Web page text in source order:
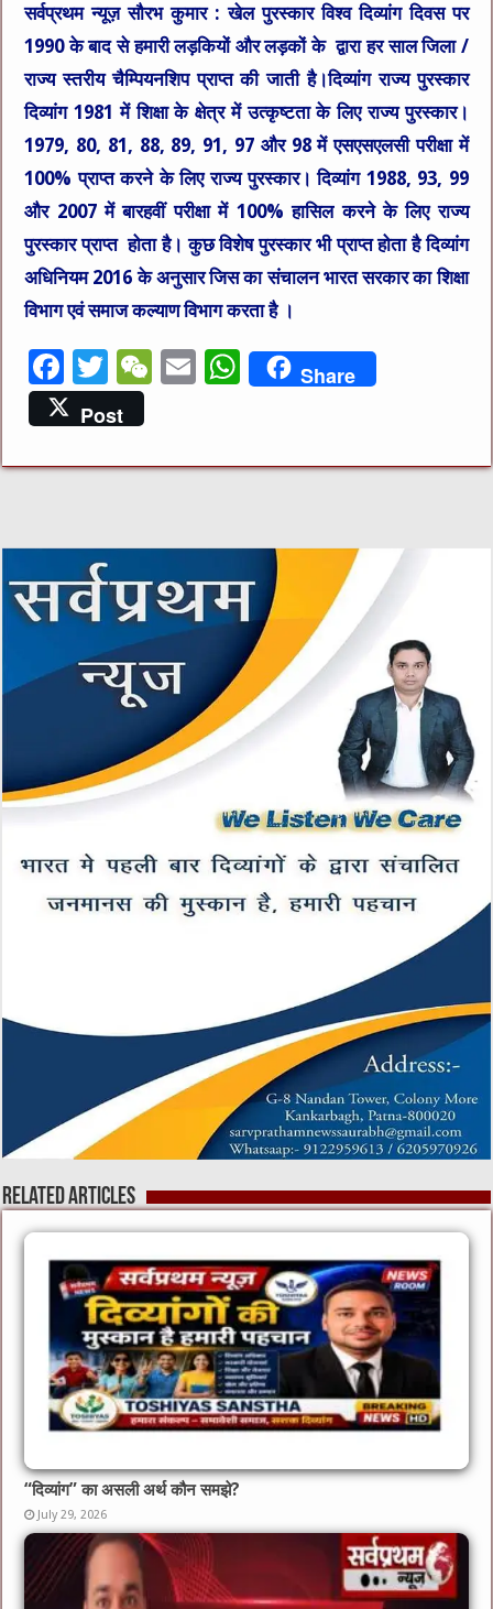
सर्वप्रथम न्यूज़ सौरभ कुमार :खेल पुरस्कार विश्व दिव्यांग दिवस पर
1990 के बाद से हमारी लड़कियों और लड़कों के द्वारा हर साल जिला /
राज्य स्तरीय चैम्पियनशिप प्राप्त की जाती है।दिव्यांग राज्य पुरस्कार
दिव्यांग 1981 में शिक्षा के क्षेत्र में उत्कृष्टता के लिए राज्य पुरस्कार।
1979, 80, 81, 88, 89, 91, 97 और 98 में एसएसएलसी परीक्षा में
100% प्राप्त करने के लिए राज्य पुरस्कार। दिव्यांग 1988, 93, 99
और 2007 में बारहवीं परीक्षा में 100% हासिल करने के लिए राज्य
पुरस्कार प्राप्त होता है। कुछ विशेष पुरस्कार भी प्राप्त होता है दिव्यांग
अधिनियम 2016 के अनुसार जिस का संचालन भारत सरकार का शिक्षा
विभाग एवं समाज कल्याण विभाग करता है ।
F
a
c
e
o
o
k
T
w
it
te
W
h
E
l
W
s
p
p
Share
Post
Related Articles
“दिव्यांग” का असली अर्थ कौन समझे?
July 29, 2026